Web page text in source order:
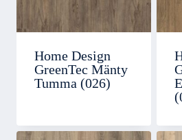
Home Design
GreenTec Mänty
Tumma (026)